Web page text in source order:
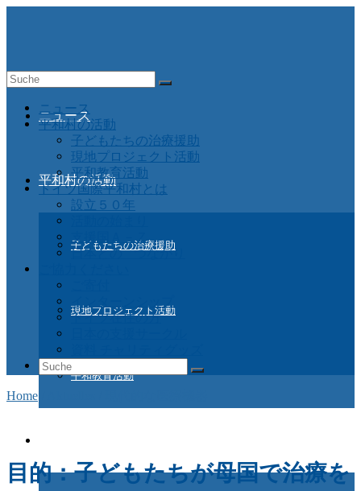
ニュース
平和村の活動
子どもたちの治療援助
現地プロジェクト活動
平和教育活動
Suche
ニュース
平和村の活動
子どもたちの治療援助
現地プロジェクト活動
平和教育活動
ドイツ国際平和村とは
設立５０年
支援国Ａ－Ｚ
日本との つながり
インターンシップ
ドイツ在住の方
Suche
nach:
Home
目的：子どもたちが母国で治療を